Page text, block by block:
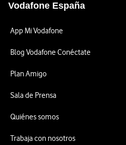
Vodafone España
App Mi Vodafone
Blog Vodafone Conéctate
Plan Amigo
Sala de Prensa
Quiénes somos
Trabaja con nosotros